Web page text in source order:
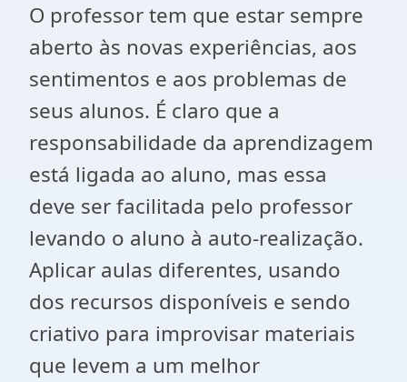
O professor tem que estar sempre
aberto às novas experiências, aos
sentimentos e aos problemas de
seus alunos. É claro que a
responsabilidade da aprendizagem
está ligada ao aluno, mas essa
deve ser facilitada pelo professor
levando o aluno à auto-realização.
Aplicar aulas diferentes, usando
dos recursos disponíveis e sendo
criativo para improvisar materiais
que levem a um melhor